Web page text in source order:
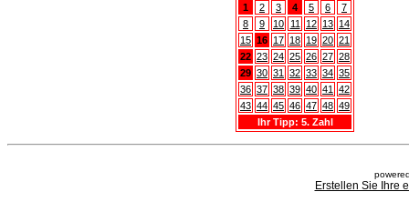
1
2 3 4 5 6
7
8
9 10 11 12 13 14
15 16 17 18 19 20 21
22 23 24 25 26 27 28
29 30 31 32 33 34 35
36 37 38 39 40 41
42
43 44 45 46 47 48 49
Ihr Tipp: 5. Zahl
Erstellen Sie Ihre